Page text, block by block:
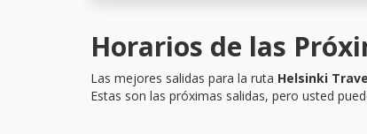
Horarios de las
Las mejores salidas para la ruta Helsinki
Estas son las próximas salidas, pero usted